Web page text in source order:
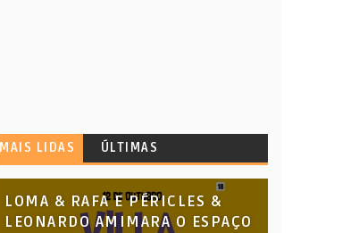
MAIS LIDAS ÚLTIMAS
LOMA & RAFA E PÉRICLES &
LEONARDO AMIMARA O ESPAÇO